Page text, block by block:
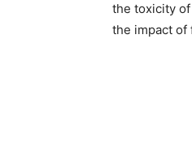
the toxicity
the impact of